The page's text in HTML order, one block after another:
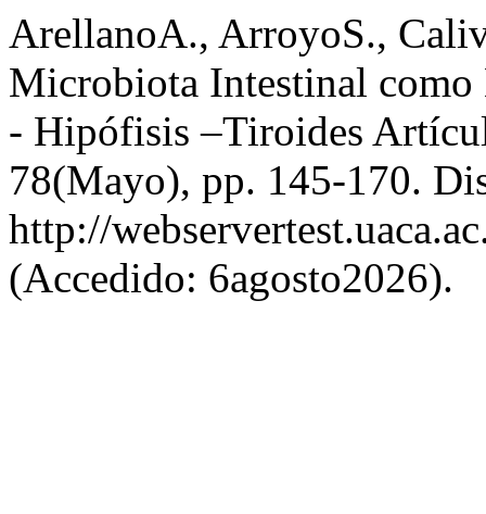
ArellanoA., ArroyoS.,
Microbiota Intestinal
- Hipófisis –Tiroides
78(Mayo), pp. 145-170.
http://
(Accedido: 6agosto2026).